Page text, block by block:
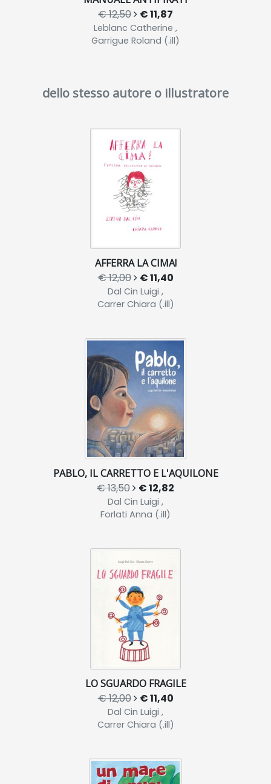
€ 12,50 € 11,87
Leblanc Catherine ,
Garrigue Roland (.ill)
dello stesso autore o illustratore
AFFERRA LA CIMA!
€ 12,00 € 11,40
Dal Cin Luigi ,
Carrer Chiara (.ill)
PABLO, IL CARRETTO E L'AQUILONE
€ 13,50 € 12,82
Dal Cin Luigi ,
Forlati Anna (.ill)
LO SGUARDO FRAGILE
€ 12,00 € 11,40
Dal Cin Luigi ,
Carrer Chiara (.ill)